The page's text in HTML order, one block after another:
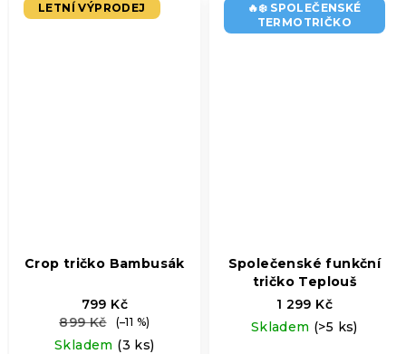
LETNÍ VÝPRODEJ
Crop tričko Bambusák
799 Kč
899 Kč
(–11 %)
Skladem (3 ks)
🔥❄️ SPOLEČENSKÉ
TERMOTRIČKO
Společenské funkční
tričko Teplouš
1 299 Kč
Skladem (>5 ks)